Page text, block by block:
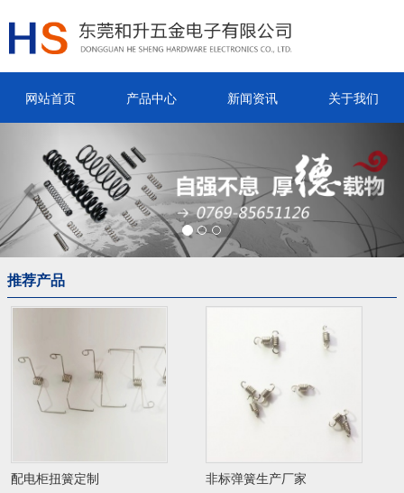
网站首页 产品中心 新闻资讯 关于我们
推荐产品
配电柜扭簧定制 非标弹簧生产厂家